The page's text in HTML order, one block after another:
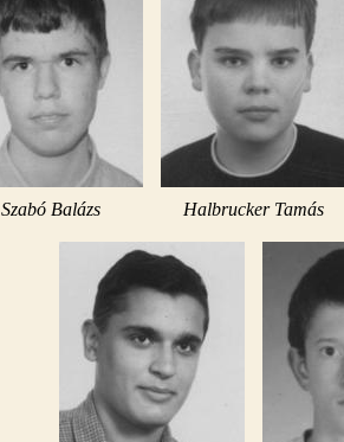
Szabó Balázs Halbrucker Tamás